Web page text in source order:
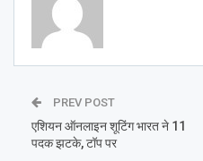
PREV POST
एशियन ऑनलाइन शूटिंग भारत ने 11
पदक झटके, टॉप पर